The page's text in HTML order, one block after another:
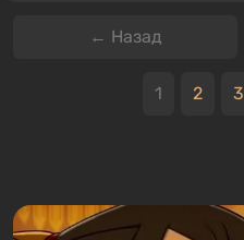
← Назад
1 2 3